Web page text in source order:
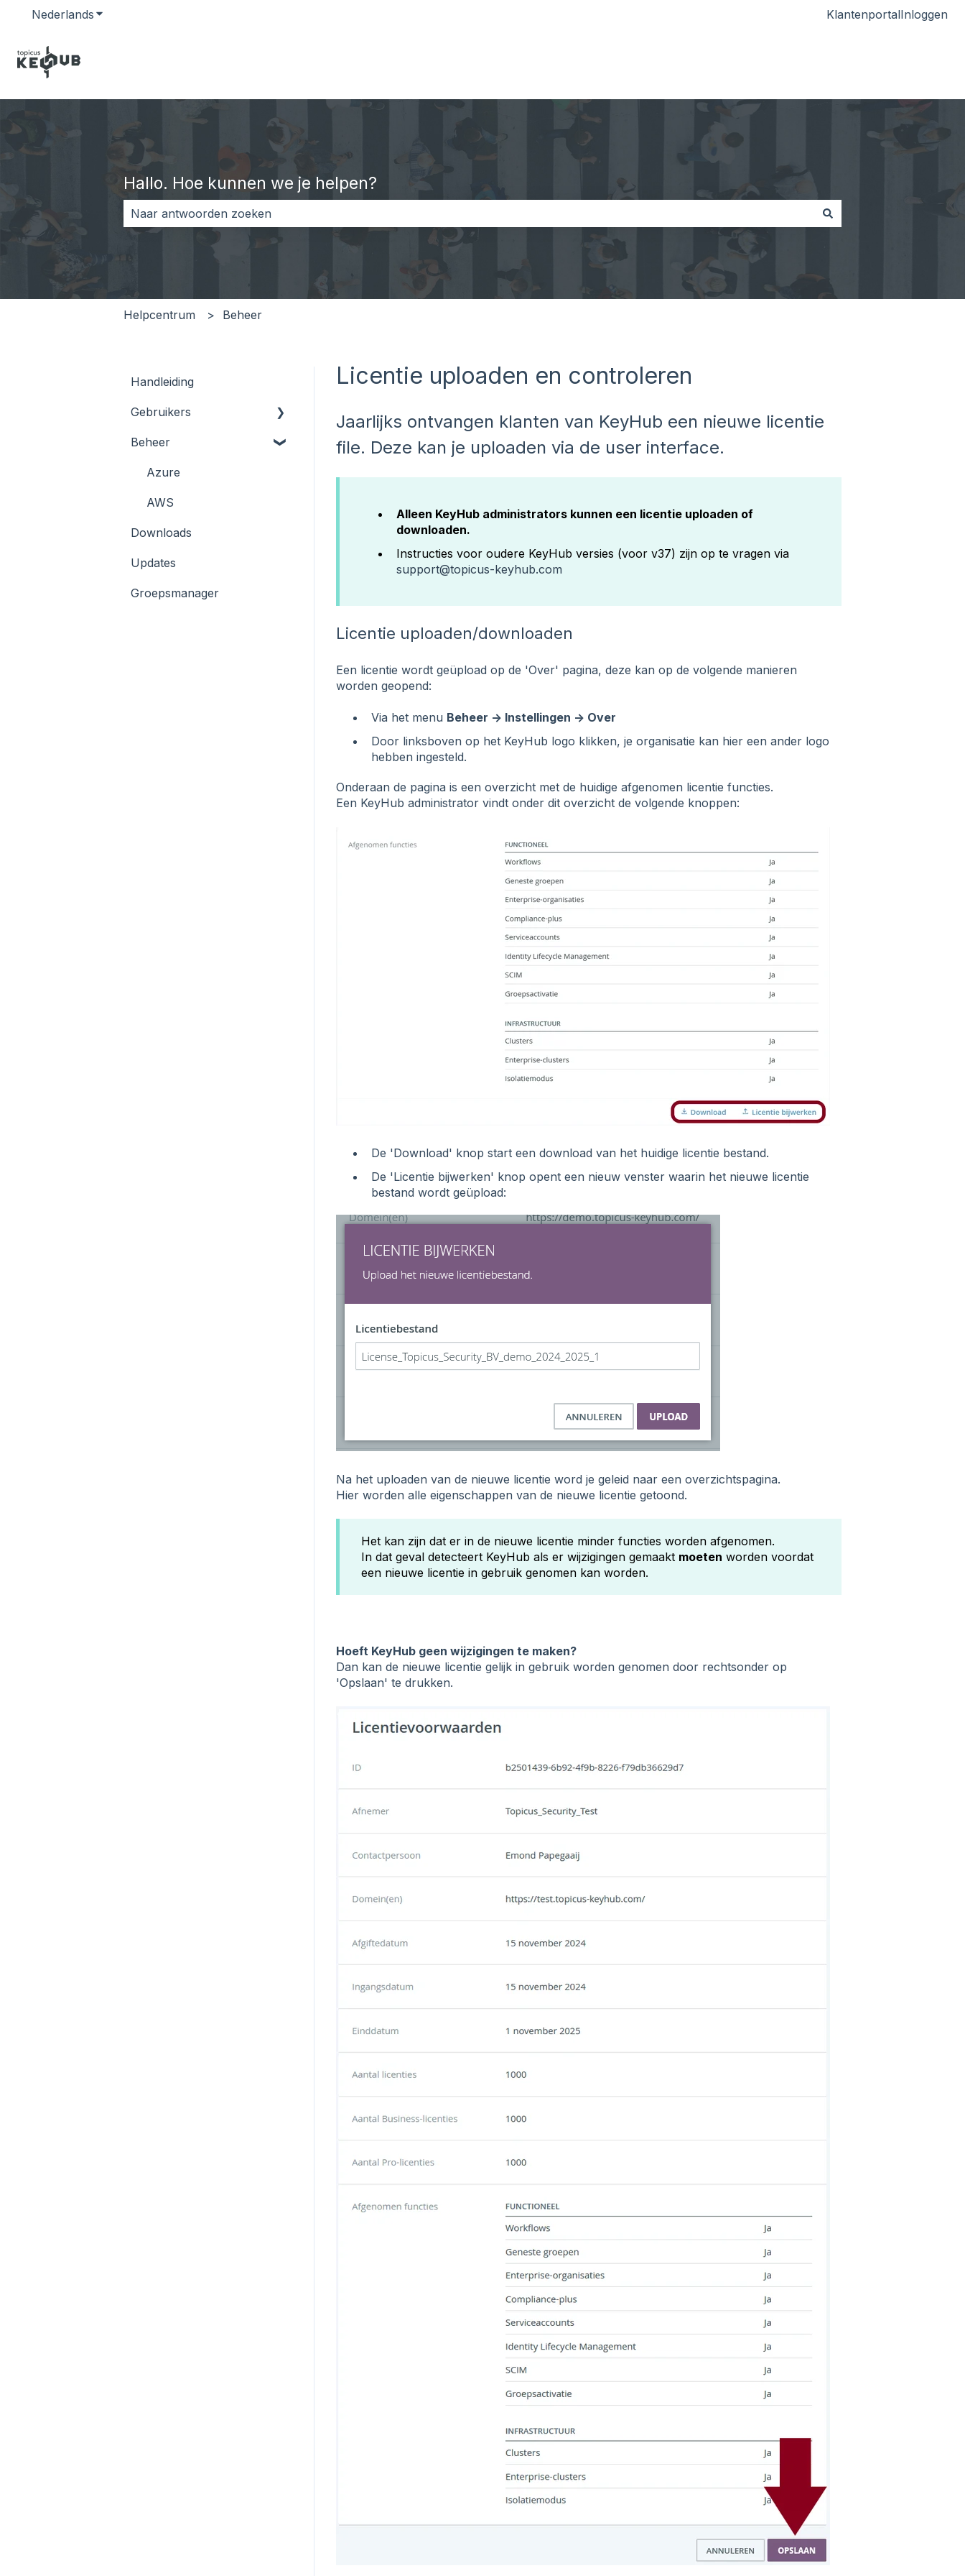
Nederlands Submenu tonen voor vertalingen KlantenportalInloggen
Hallo. Hoe kunnen we je helpen?
Er zijn geen suggesties want het zoekveld is leeg.
Helpcentrum Beheer
Licentie uploaden en controleren
Jaarlijks ontvangen klanten van KeyHub een nieuwe licentie
file. Deze kan je uploaden via de user interface.
Alleen KeyHub administrators kunnen een licentie uploaden of
downloaden.
Instructies voor oudere KeyHub versies (voor v37) zijn op te vragen via
support@topicus-keyhub.com
Licentie uploaden/downloaden
Een licentie wordt geüpload op de 'Over' pagina, deze kan op de volgende manieren
worden geopend:
Via het menu Beheer -> Instellingen -> Over
Door linksboven op het KeyHub logo klikken, je organisatie kan hier een ander logo
hebben ingesteld.
Onderaan de pagina is een overzicht met de huidige afgenomen licentie functies.
Een KeyHub administrator vindt onder dit overzicht de volgende knoppen:
De 'Download' knop start een download van het huidige licentie bestand.
De 'Licentie bijwerken' knop opent een nieuw venster waarin het nieuwe licentie
bestand wordt geüpload:
Na het uploaden van de nieuwe licentie word je geleid naar een overzichtspagina.
Hier worden alle eigenschappen van de nieuwe licentie getoond.
Het kan zijn dat er in de nieuwe licentie minder functies worden afgenomen.
In dat geval detecteert KeyHub als er wijzigingen gemaakt moeten worden voordat
een nieuwe licentie in gebruik genomen kan worden.
Hoeft KeyHub geen wijzigingen te maken?
Dan kan de nieuwe licentie gelijk in gebruik worden genomen door rechtsonder op
'Opslaan' te drukken.
Handleiding
Gebruikers
Registratie en Inloggen
Kluizen
KeyHub App/ 2FA
Wachtwoord resetten
Browser extensie
Beheer
Azure
AWS
Downloads
Updates
Groepsmanager